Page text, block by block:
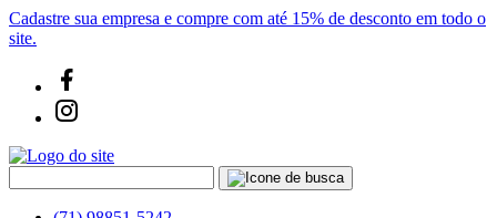
Cadastre sua empresa e compre com até 15% de desconto em todo o
site.